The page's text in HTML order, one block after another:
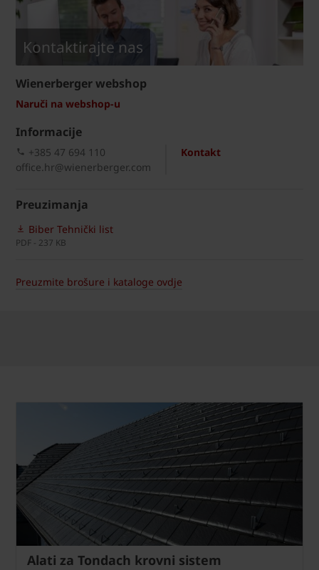
Kontaktirajte nas
Wienerberger webshop
Naruči na webshop-u
Informacije
Kontakt
+385 47 694 110
office.hr@wienerberger.com
Preuzimanja
Biber Tehnički list
PDF - 237 KB
Preuzmite brošure i kataloge ovdje
Alati za Tondach krovni sistem